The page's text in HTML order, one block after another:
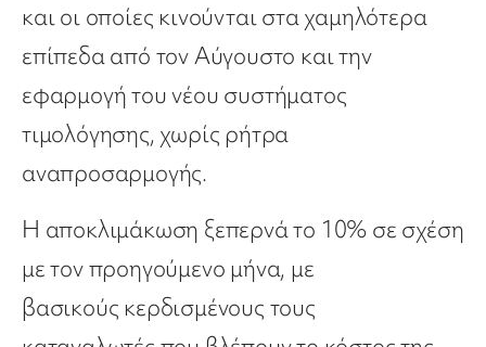
και οι οποίες κινούνται στα χαμηλότερα
επίπεδα από τον Αύγουστο και την
εφαρμογή του νέου συστήματος
τιμολόγησης, χωρίς ρήτρα
αναπροσαρμογής.
Η αποκλιμάκωση ξεπερνά το 10% σε σχέση
με τον προηγούμενο μήνα, με
βασικούς κερδισμένους τους